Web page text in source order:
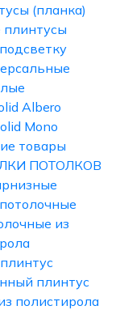
(планка)
Albero
Mono
товары
ПОТОЛКОВ
из
плинтус
полистирола